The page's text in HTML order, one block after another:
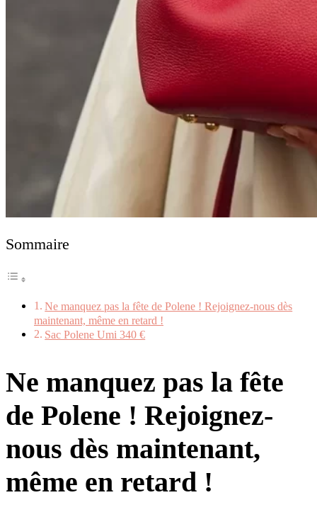
Sommaire
Ne manquez pas la fête de Polene ! Rejoignez-nous dès
maintenant, même en retard !
Sac Polene Umi 340 €
Ne manquez pas la fête
de Polene ! Rejoignez-
nous dès maintenant,
même en retard !